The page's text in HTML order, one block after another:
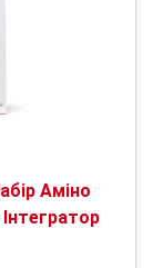
Аміно